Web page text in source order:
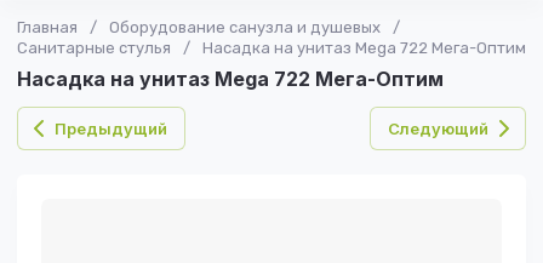
Главная / Оборудование санузла и душевых
/
Санитарные стулья
/ Насадка на унитаз Mega 722 Мега-Оптим
Насадка на унитаз Mega 722 Мега-Оптим
Предыдущий Следующий